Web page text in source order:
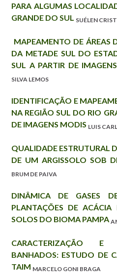
PARA ALGUMAS
GRANDE DO SUL
SUÉLEN
MAPEAMENTO DE ÁREAS
DA METADE SUL DO
SUL A PARTIR DE
SILVA LEMOS
IDENTIFICAÇÃO E
NA REGIÃO SUL DO RIO
DE IMAGENS MODIS LUIS
QUALIDADE ESTRUTURAL
DE UM ARGISSOLO SOB
BRUM DE PAIVA
DINÂMICA DE GASES
PLANTAÇÕES DE
SOLOS DO BIOMA PAMPA
CARACTERIZAÇÃO E
BANHADOS: ESTUDO DE
TAIM MARCELO GONI BRAGA